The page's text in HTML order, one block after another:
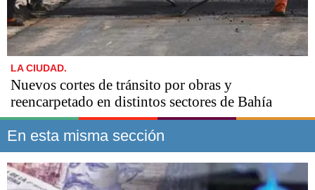
LA CIUDAD.
Nuevos cortes de tránsito por obras y
reencarpetado en distintos sectores de Bahía
En esta misma sección